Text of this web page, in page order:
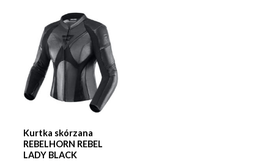
Kurtka skórzana
REBELHORN REBEL
LADY BLACK